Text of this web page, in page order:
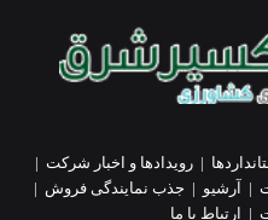
|رویدادها و اخبار شرکت |
| آرشیو | جذب نمایندگی فروش |
| ارتباط با ما